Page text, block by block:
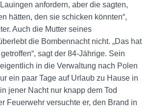
anfordern, aber die sagten,
hätten, den sie schicken könnten“,
Auch die Mutter seines
die Bombennacht nicht. „Das hat
sagt der 84-Jährige. Sein
in die Verwaltung nach Polen
ein paar Tage auf Urlaub zu Hause in
jener Nacht nur knapp dem Tod
Feuerwehr versuchte er, den Brand in